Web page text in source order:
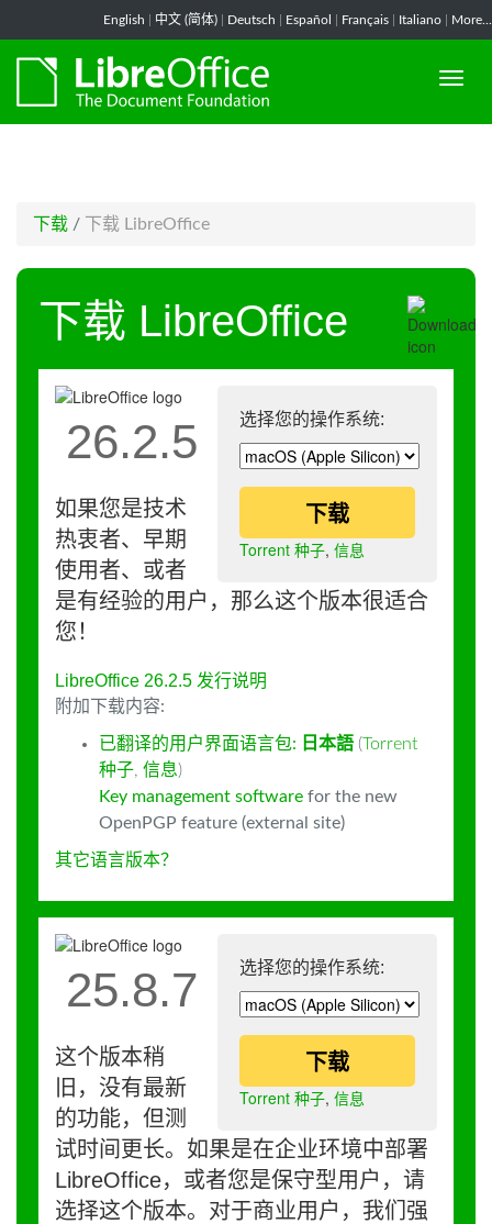
English 中文 (简体) Deutsch Español Français Italiano More...
下载 / 下载 LibreOffice
下载 LibreOffice
选择您的操作系统:
下载
Torrent 种子, 信息
26.2.5
如果您是技术
热衷者、早期
使用者、或者
是有经验的用户，那么这个版本很适合
您！
LibreOffice 26.2.5 发行说明
附加下载内容:
已翻译的用户界面语言包: 日本語 (Torrent
种子, 信息)
Key management software for the new
OpenPGP feature (external site)
其它语言版本？
选择您的操作系统:
下载
Torrent 种子, 信息
25.8.7
这个版本稍
旧，没有最新
的功能，但测
试时间更长。如果是在企业环境中部署
LibreOffice，或者您是保守型用户，请
选择这个版本。对于商业用户，我们强